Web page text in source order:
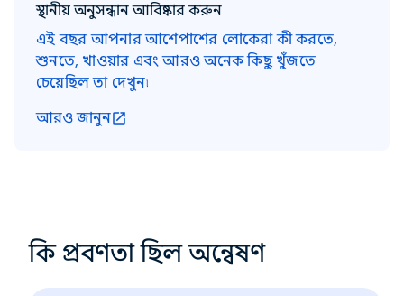
স্থানীয় অনুসন্ধান আবিষ্কার করুন
এই বছর আপনার আশেপাশের লোকেরা কী করতে,
শুনতে, খাওয়ার এবং আরও অনেক কিছু খুঁজতে
চেয়েছিল তা দেখুন৷
আরও জানুন
কি প্রবণতা ছিল অন্বেষণ